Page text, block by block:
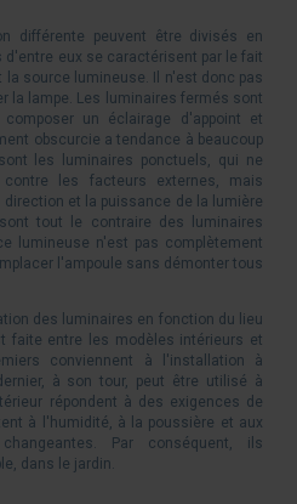
différente peuvent être divisés en
eux se caractérisent par le fait
source lumineuse. Il n'est donc pas
la lampe. Les luminaires fermés sont
un éclairage d'appoint et
obscurcie a tendance à beaucoup
les luminaires ponctuels, qui ne
les facteurs externes, mais
et la puissance de la lumière
tout le contraire des luminaires
lumineuse n'est pas complètement
l'ampoule sans démonter tous
des luminaires en fonction du lieu
faite entre les modèles intérieurs et
conviennent à l'installation à
à son tour, peut être utilisé à
répondent à des exigences de
à l'humidité, à la poussière et aux
Par conséquent, ils
dans le jardin.